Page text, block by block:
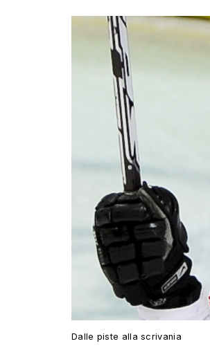
Dalle piste alla scrivania